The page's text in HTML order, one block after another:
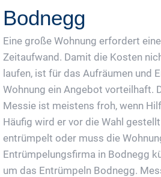
Bodnegg
Eine große Wohnung erfordert
Zeitaufwand. Damit die Kosten
laufen, ist für das Aufräumen und
Wohnung ein Angebot vorteilhaft.
Messie ist meistens froh, wenn
Häufig wird er vor die Wahl
entrümpelt oder muss die
Entrümpelungsfirma in Bodnegg
um das Entrümpeln Bodnegg.